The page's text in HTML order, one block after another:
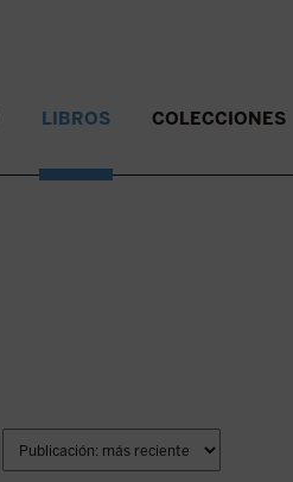
LIBROS COLECCIONES